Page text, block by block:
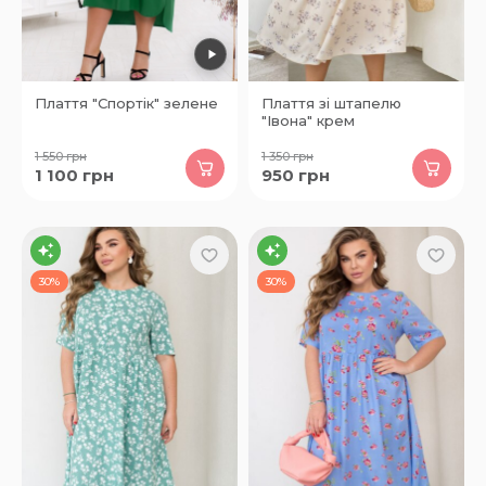
Плаття "Спортік" зелене
1 550грн
1 100 грн
Плаття зі штапелю
"Івона" крем
1 350грн
950 грн
30% 30%